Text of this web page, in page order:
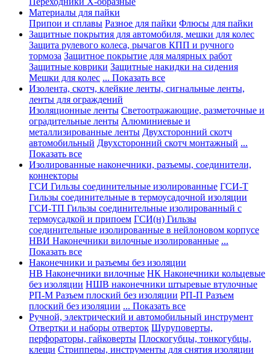
Материалы для пайки
Припои и сплавы Разное для пайки Флюсы для пайки
Защитные покрытия для автомобиля, мешки для колес
Защита рулевого колеса, рычагов КПП и ручного
тормоза Защитное покрытие для малярных работ
Защитные коврики Защитные накидки на сидения
Мешки для колес ... Показать все
Изолента, скотч, клейкие ленты, сигнальные ленты,
ленты для ограждений
Изоляционные ленты Светоотражающие, разметочные и
оградительные ленты Алюминиевые и
металлизированные ленты Двухсторонний скотч
автомобильный Двухсторонний скотч монтажный ...
Показать все
Изолированные наконечники, разъемы, соединители,
коннекторы
ГСИ Гильзы соединительные изолированные ГСИ-Т
Гильзы соединительные в термоусадочной изоляции
ГСИ-ТП Гильзы соединительные изолированный с
термоусадкой и припоем ГСИ(н) Гильзы
соединительные изолированные в нейлоновом корпусе
НВИ Наконечники вилочные изолированные ...
Показать все
Наконечники и разъемы без изоляции
НВ Наконечники вилочные НК Наконечники кольцевые
без изоляции НШВ наконечники штыревые втулочные
РП-М Разъем плоский без изоляции РП-П Разъем
плоский без изоляции ... Показать все
Ручной, электрический и автомобильный инструмент
Отвертки и наборы отверток Шуруповерты,
перфораторы, гайковерты Плоскогубцы, тонкогубцы,
клещи Стрипперы, инструменты для снятия изоляции